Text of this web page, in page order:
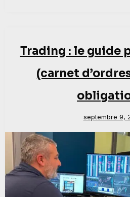
Trading : le guide
(carnet
septembre 9,